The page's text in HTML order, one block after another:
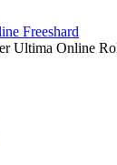
Freeshard
Ultima Online